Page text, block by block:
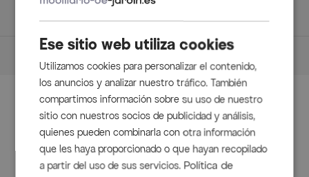
Detalles
Mesa de comedor de Kettler
Material del armazón: aluminio con recubrimiento de
polvo
Accesorios
Ese sitio web utiliza cookies
Utilizamos cookies para personalizar el contenido,
los anuncios y analizar nuestro tráfico. También
compartimos información sobre su uso de nuestro
sitio con nuestros socios de publicidad y análisis,
quienes pueden combinarla con otra información
que les haya proporcionado o que hayan recopilado
a partir del uso de sus servicios. Política de